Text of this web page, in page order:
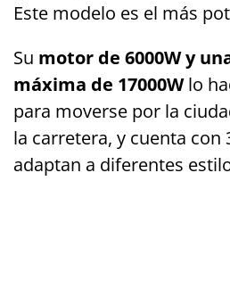
Este modelo es el más
Su motor de 6000W y
máxima de 17000Wlo
para moverse por la
la carretera, y cuenta con
adaptan a diferentes